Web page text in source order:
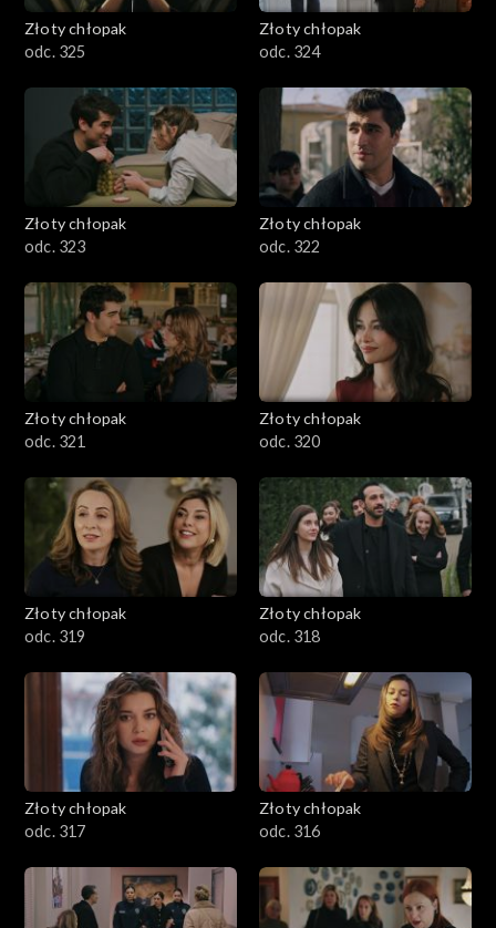
Złoty chłopak
odc. 325
Złoty chłopak
odc. 324
Złoty chłopak
odc. 323
Złoty chłopak
odc. 322
Złoty chłopak
odc. 321
Złoty chłopak
odc. 320
Złoty chłopak
odc. 319
Złoty chłopak
odc. 318
Złoty chłopak
odc. 317
Złoty chłopak
odc. 316